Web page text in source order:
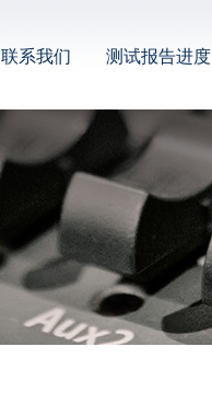
联系我们 测试报告进度